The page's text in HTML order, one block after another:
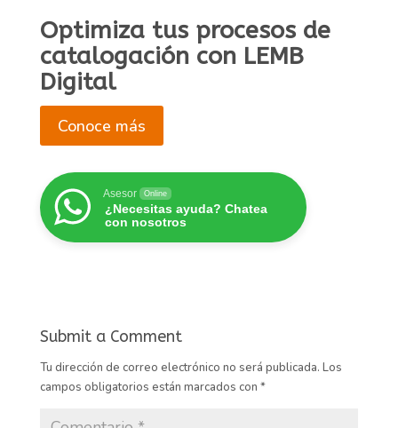
Optimiza tus procesos de
catalogación con LEMB
Digital
Conoce más
Asesor Online
¿Necesitas ayuda? Chatea
con nosotros
Submit a Comment
Tu dirección de correo electrónico no será publicada. Los
campos obligatorios están marcados con *